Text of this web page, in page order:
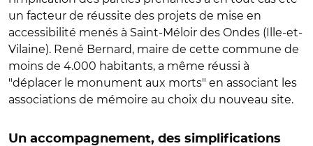
un facteur de réussite des projets de mise en
accessibilité menés à Saint-Méloir des Ondes (Ille-et-
Vilaine). René Bernard, maire de cette commune de
moins de 4.000 habitants, a même réussi à
"déplacer le monument aux morts" en associant les
associations de mémoire au choix du nouveau site.
Un accompagnement, des simplifications